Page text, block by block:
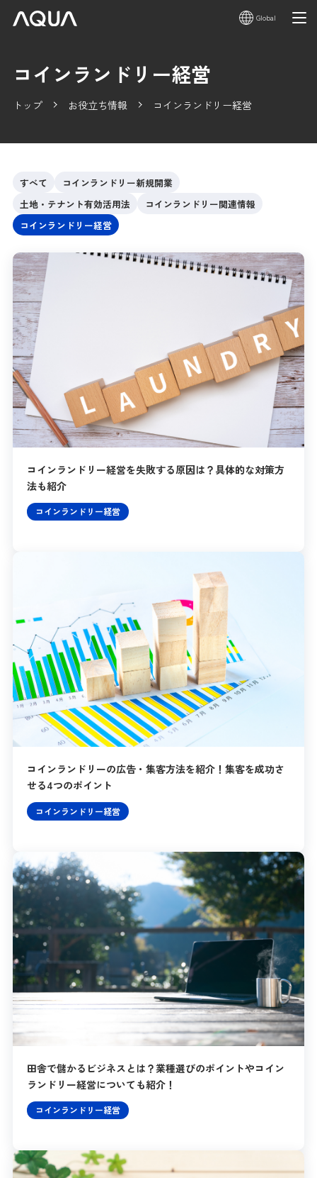
Global
コインランドリー経営
トップ お役立ち情報 コインランドリー経営
すべて
コインランドリー新規開業
土地・テナント有効活用法
コインランドリー関連情報
コインランドリー経営
コインランドリー経営を失敗する原因は？具体的な対策方
法も紹介
コインランドリー経営
コインランドリーの広告・集客方法を紹介！集客を成功さ
せる4つのポイント
コインランドリー経営
田舎で儲かるビジネスとは？業種選びのポイントやコイン
ランドリー経営についても紹介！
コインランドリー経営